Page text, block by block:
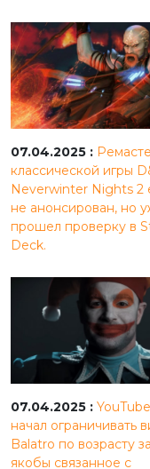
07.04.2025 :
классической игры
Neverwinter Nights 2
не анонсирован, но
прошел проверку в
Deck.
07.04.2025 : YouTube
начал ограничивать
Balatro по возрасту за
якобы связанное с